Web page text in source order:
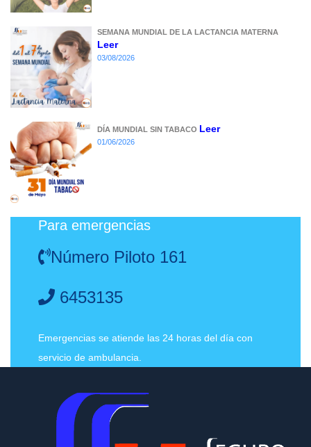
SEMANA MUNDIAL DE LA LACTANCIA MATERNA
Leer
03/08/2026
DÍA MUNDIAL SIN TABACO Leer
01/06/2026
Para emergencias
Número Piloto 161
6453135
Emergencias se atiende las 24 horas del día con
servicio de ambulancia.